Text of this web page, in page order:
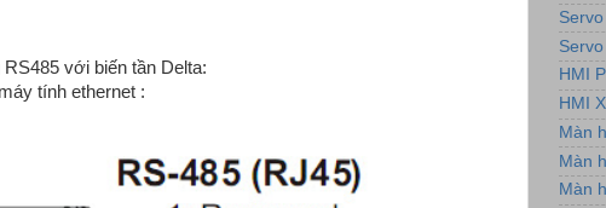
với biến tần Delta:
tính ethernet :
HMI
HMI
Màn
Màn
Màn